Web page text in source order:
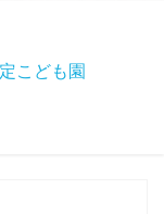
こども園